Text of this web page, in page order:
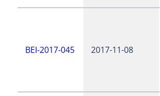
BEI-2017-045 2017-11-08